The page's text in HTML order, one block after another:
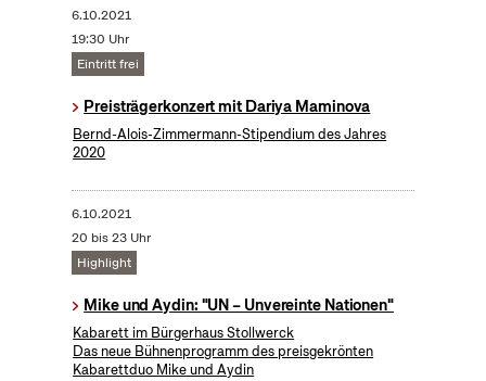
6.10.2021
19:30 Uhr
Eintritt frei
Preisträgerkonzert mit Dariya Maminova
Bernd-Alois-Zimmermann-Stipendium des Jahres
2020
6.10.2021
20 bis 23 Uhr
Highlight
Mike und Aydin: "UN – Unvereinte Nationen"
Kabarett im Bürgerhaus Stollwerck
Das neue Bühnenprogramm des preisgekrönten
Kabarettduo Mike und Aydin